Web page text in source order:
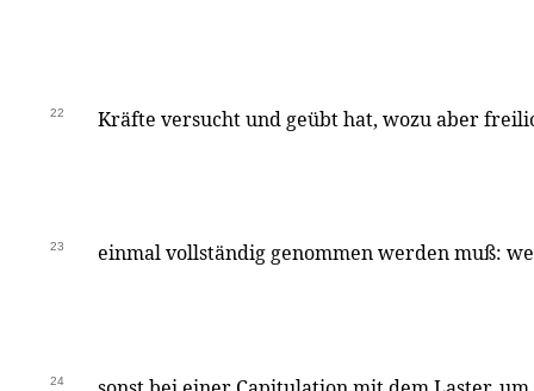
22 Kräfte versucht und geübt hat, wozu aber
23 einmal vollständig genommen werden muß:
24